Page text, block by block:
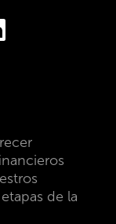
de la